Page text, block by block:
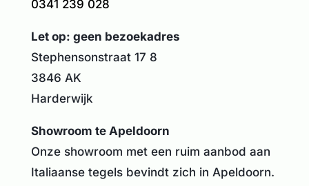
0341 239 028
Let op: geen bezoekadres
Stephensonstraat 17 8
3846 AK
Harderwijk
Showroom te Apeldoorn
Onze showroom met een ruim aanbod aan
Italiaanse tegels bevindt zich in Apeldoorn.